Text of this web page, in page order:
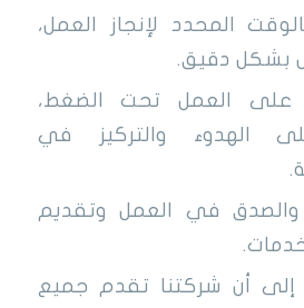
بالوقت المحدد لإنجاز العمل،
بشكل دقيق.
على العمل تحت الضغط،
الهدوء والتركيز في
والصدق في العمل وتقديم
إلى أن شركتنا تقدم جميع